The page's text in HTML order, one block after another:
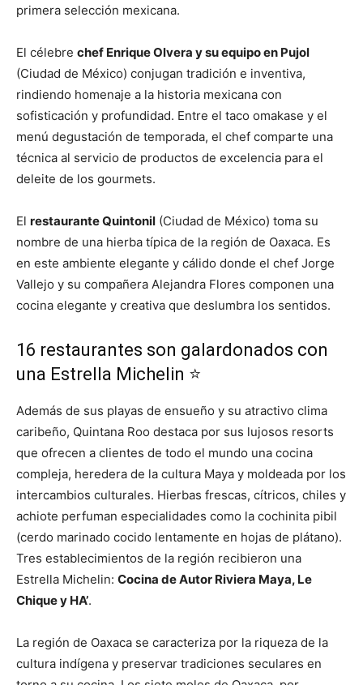
primera selección mexicana.
El célebre chef Enrique Olvera y su equipo en Pujol
(Ciudad de México) conjugan tradición e inventiva,
rindiendo homenaje a la historia mexicana con
sofisticación y profundidad. Entre el taco omakase y el
menú degustación de temporada, el chef comparte una
técnica al servicio de productos de excelencia para el
deleite de los gourmets.
El restaurante Quintonil (Ciudad de México) toma su
nombre de una hierba típica de la región de Oaxaca. Es
en este ambiente elegante y cálido donde el chef Jorge
Vallejo y su compañera Alejandra Flores componen una
cocina elegante y creativa que deslumbra los sentidos.
16 restaurantes son galardonados con
una Estrella Michelin ⭐
Además de sus playas de ensueño y su atractivo clima
caribeño, Quintana Roo destaca por sus lujosos resorts
que ofrecen a clientes de todo el mundo una cocina
compleja, heredera de la cultura Maya y moldeada por los
intercambios culturales. Hierbas frescas, cítricos, chiles y
achiote perfuman especialidades como la cochinita pibil
(cerdo marinado cocido lentamente en hojas de plátano).
Tres establecimientos de la región recibieron una
Estrella Michelin: Cocina de Autor Riviera Maya, Le
Chique y HA’.
La región de Oaxaca se caracteriza por la riqueza de la
cultura indígena y preservar tradiciones seculares en